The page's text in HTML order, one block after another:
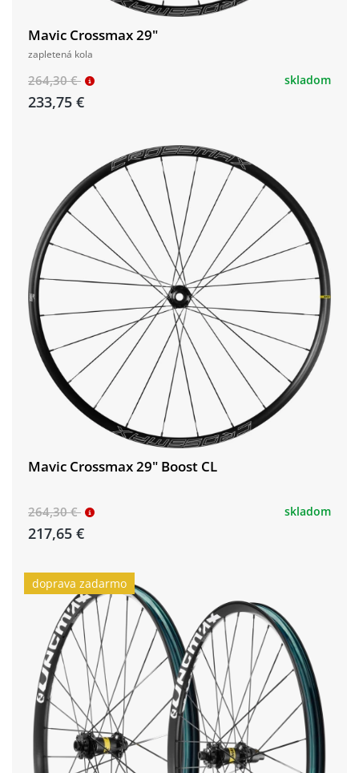
Mavic Crossmax 29"
zapletená kola
264,30 €
233,75 €
skladom
Mavic Crossmax 29" Boost CL
264,30 €
217,65 €
skladom
doprava zadarmo